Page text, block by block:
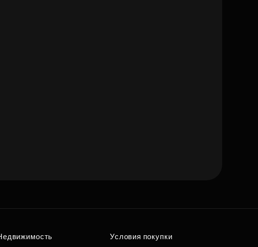
Условия покупки